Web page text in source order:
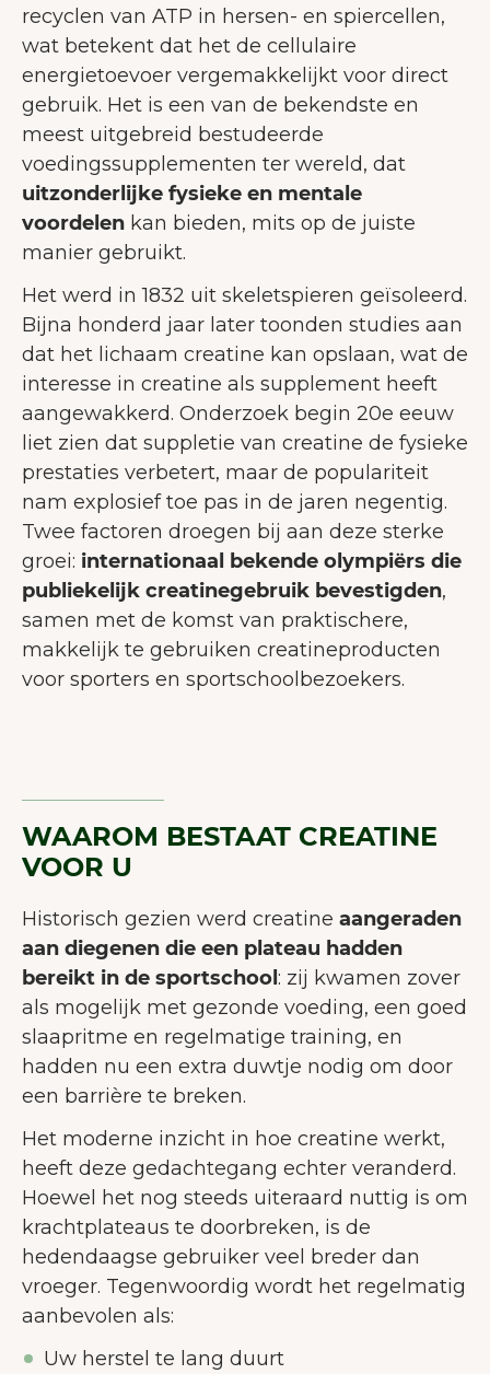
recyclen van ATP in hersen- en spiercellen,
wat betekent dat het de cellulaire
energietoevoer vergemakkelijkt voor direct
gebruik. Het is een van de bekendste en
meest uitgebreid bestudeerde
voedingssupplementen ter wereld, dat
uitzonderlijke fysieke en mentale
voordelen kan bieden, mits op de juiste
manier gebruikt.
Het werd in 1832 uit skeletspieren geïsoleerd.
Bijna honderd jaar later toonden studies aan
dat het lichaam creatine kan opslaan, wat de
interesse in creatine als supplement heeft
aangewakkerd. Onderzoek begin 20e eeuw
liet zien dat suppletie van creatine de fysieke
prestaties verbetert, maar de populariteit
nam explosief toe pas in de jaren negentig.
Twee factoren droegen bij aan deze sterke
groei: internationaal bekende olympiërs die
publiekelijk creatinegebruik bevestigden,
samen met de komst van praktischere,
makkelijk te gebruiken creatineproducten
voor sporters en sportschoolbezoekers.
WAAROM BESTAAT CREATINE
VOOR U
Historisch gezien werd creatine aangeraden
aan diegenen die een plateau hadden
bereikt in de sportschool: zij kwamen zover
als mogelijk met gezonde voeding, een goed
slaapritme en regelmatige training, en
hadden nu een extra duwtje nodig om door
een barrière te breken.
Het moderne inzicht in hoe creatine werkt,
heeft deze gedachtegang echter veranderd.
Hoewel het nog steeds uiteraard nuttig is om
krachtplateaus te doorbreken, is de
hedendaagse gebruiker veel breder dan
vroeger. Tegenwoordig wordt het regelmatig
aanbevolen als:
Uw herstel te lang duurt